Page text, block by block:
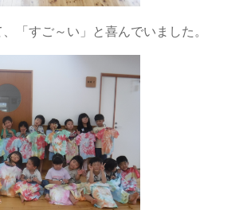
「すご～い」と喜んでいました。